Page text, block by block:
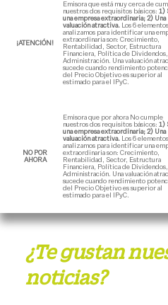
¡ATENCIÓN!
Emisora que está muy cerca de
nuestros dos requisitos básicos: 1)
una empresa extraordinaria; 2) Una
valuación atractiva. Los 6
analizamos para identificar una
extraordinaria son: Crecimiento,
Rentabilidad, Sector, Estructura
Financiera, Política de
Administración. Una valuación
sucede cuando rendimiento
del Precio Objetivo es superior al
estimado para el IPyC.
NO POR
AHORA
Emisora que por ahora No cumple
nuestros dos requisitos básicos: 1)
una empresa extraordinaria; 2) Una
valuación atractiva. Los 6
analizamos para identificar una
extraordinaria son: Crecimiento,
Rentabilidad, Sector, Estructura
Financiera, Política de
Administración. Una valuación
sucede cuando rendimiento
del Precio Objetivo es superior al
estimado para el IPyC.
¿Te gustan
noticias?